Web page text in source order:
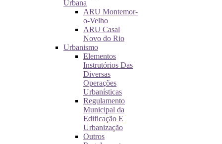
Urbana
ARU Montemor-
o-Velho
ARU Casal
Novo do Rio
Urbanismo
Elementos
Instrutórios Das
Diversas
Operações
Urbanísticas
Regulamento
Municipal da
Edificação E
Urbanização
Outros